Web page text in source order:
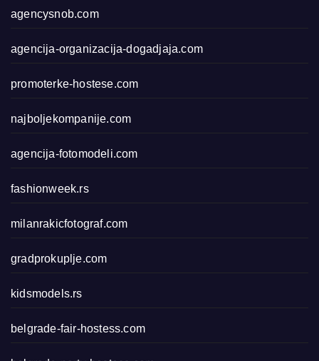
agencysnob.com
agencija-organizacija-dogadjaja.com
promoterke-hostese.com
najboljekompanije.com
agencija-fotomodeli.com
fashionweek.rs
milanrakicfotograf.com
gradprokuplje.com
kidsmodels.rs
belgrade-fair-hostess.com